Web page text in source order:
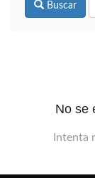
Buscar
No se
Intenta